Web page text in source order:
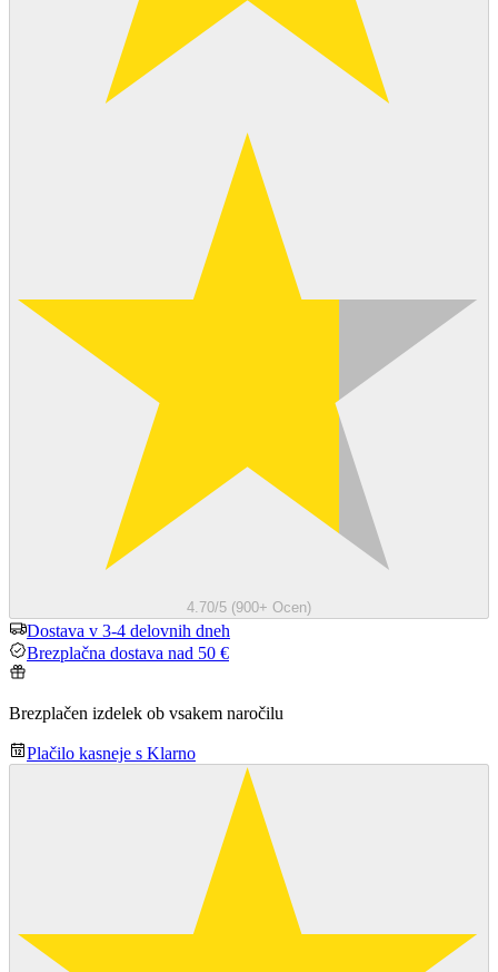
4.70/5 (900+ Ocen)
Dostava v 3-4 delovnih dneh
Brezplačna dostava nad 50 €
Brezplačen izdelek ob vsakem naročilu
Plačilo kasneje s Klarno